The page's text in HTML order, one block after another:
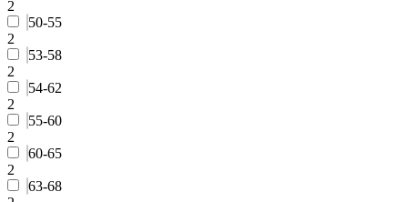
2
50-55
2
53-58
2
54-62
2
55-60
2
60-65
2
63-68